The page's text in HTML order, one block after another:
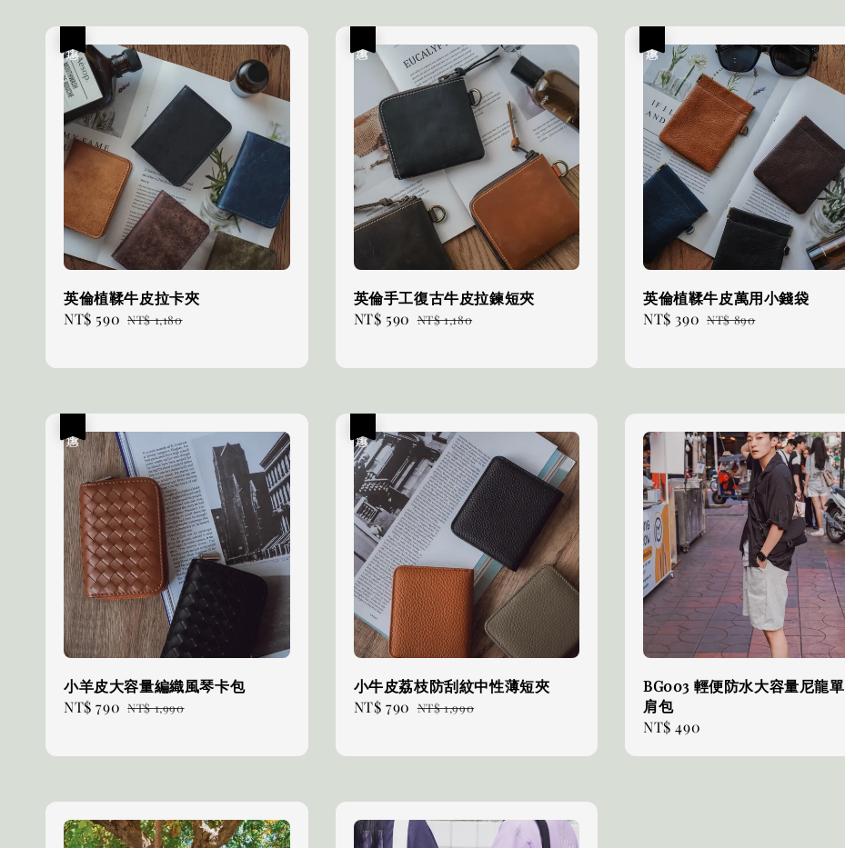
英倫植鞣牛皮拉卡夾
Sale
NT$ 590 Regular
NT$ 1,180
英倫手工復古牛皮拉鍊短夾
Sale
NT$ 590 Regular
NT$ 1,180
英倫植鞣牛皮萬用小錢袋
Sale
NT$ 390 Regular
NT$ 890
小羊皮大容量編織風琴卡包
Sale
NT$ 790 Regular
NT$ 1,990
小牛皮荔枝防刮紋中性薄短夾
Sale
NT$ 790 Regular
NT$ 1,990
BG003 輕便防水大容量尼龍單
肩包
Regular
NT$ 490